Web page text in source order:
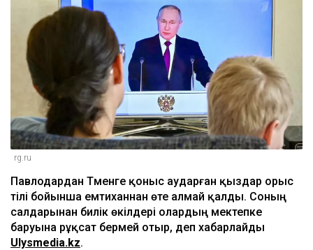
rg.ru
Павлодардан Түменге қоныс аударған қыздар орыс
тілі бойынша емтиханнан өте алмай қалды. Соның
салдарынан билік өкілдері олардың мектепке
баруына рұқсат бермей отыр, деп хабарлайды
Ulysmedia.kz.